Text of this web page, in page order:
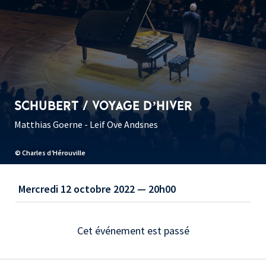
© Charles d’Hérouville
SCHUBERT / VOYAGE D’HIVER
Matthias Goerne - Leif Ove Andsnes
Mercredi 12 octobre 2022 — 20h00
Cet événement est passé